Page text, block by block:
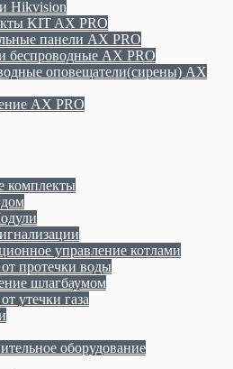
Hikvision
KIT AX PRO
панели AX PRO
беспроводные AX PRO
оповещатели(сирены) AX
AX PRO
комплекты
управление котлами
протечки воды
шлагбаумом
утечки газа
оборудование